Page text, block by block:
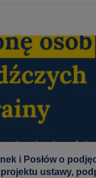
i Posłów o
ustawy,